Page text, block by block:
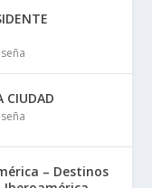
CIUDAD
– Destinos